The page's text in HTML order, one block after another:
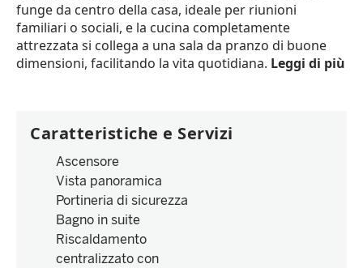
funge da centro della casa, ideale per riunioni
familiari o sociali, e la cucina completamente
attrezzata si collega a una sala da pranzo di buone
dimensioni, facilitando la vita quotidiana. Leggi di più
Caratteristiche e Servizi
Ascensore
Vista panoramica
Portineria di sicurezza
Bagno in suite
Riscaldamento
centralizzato con